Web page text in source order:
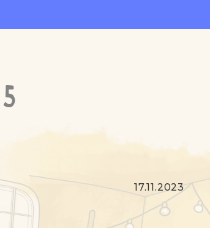
17.11.2023